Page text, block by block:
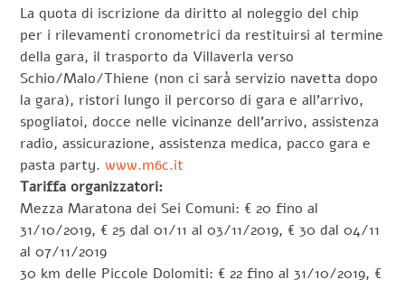
La quota di iscrizione da diritto al noleggio del chip
per i rilevamenti cronometrici da restituirsi al termine
della gara, il trasporto da Villaverla verso
Schio/Malo/Thiene (non ci sarà servizio navetta dopo
la gara), ristori lungo il percorso di gara e all’arrivo,
spogliatoi, docce nelle vicinanze dell’arrivo, assistenza
radio, assicurazione, assistenza medica, pacco gara e
pasta party.www.m6c.it
Tariffa organizzatori:
Mezza Maratona dei Sei Comuni: € 20 fino al
31/10/2019, € 25 dal 01/11 al 03/11/2019, € 30 dal 04/11
al 07/11/2019
30 km delle Piccole Dolomiti: € 22 fino al 31/10/2019, €